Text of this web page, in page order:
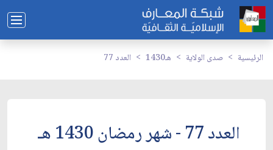
الرئيسية صدى الولاية 1430هـ العدد 77
العدد 77 - شهر رمضان 1430 هـ